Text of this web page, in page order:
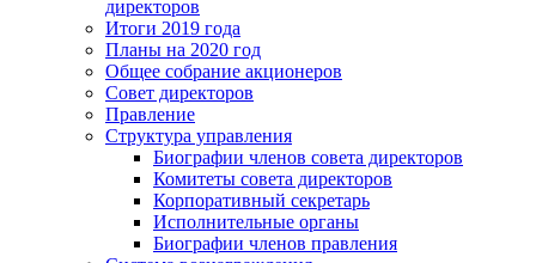
директоров
Итоги 2019 года
Планы на 2020 год
Общее собрание акционеров
Совет директоров
Правление
Структура управления
Биографии членов совета директоров
Комитеты совета директоров
Корпоративный секретарь
Исполнительные органы
Биографии членов правления